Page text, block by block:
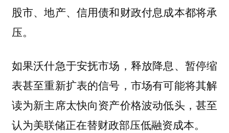
股市、地产、信用债和财政付息成本都将承
压。
如果沃什急于安抚市场，释放降息、暂停缩
表甚至重新扩表的信号，市场有可能将其解
读为新主席太快向资产价格波动低头，甚至
认为美联储正在替财政部压低融资成本。